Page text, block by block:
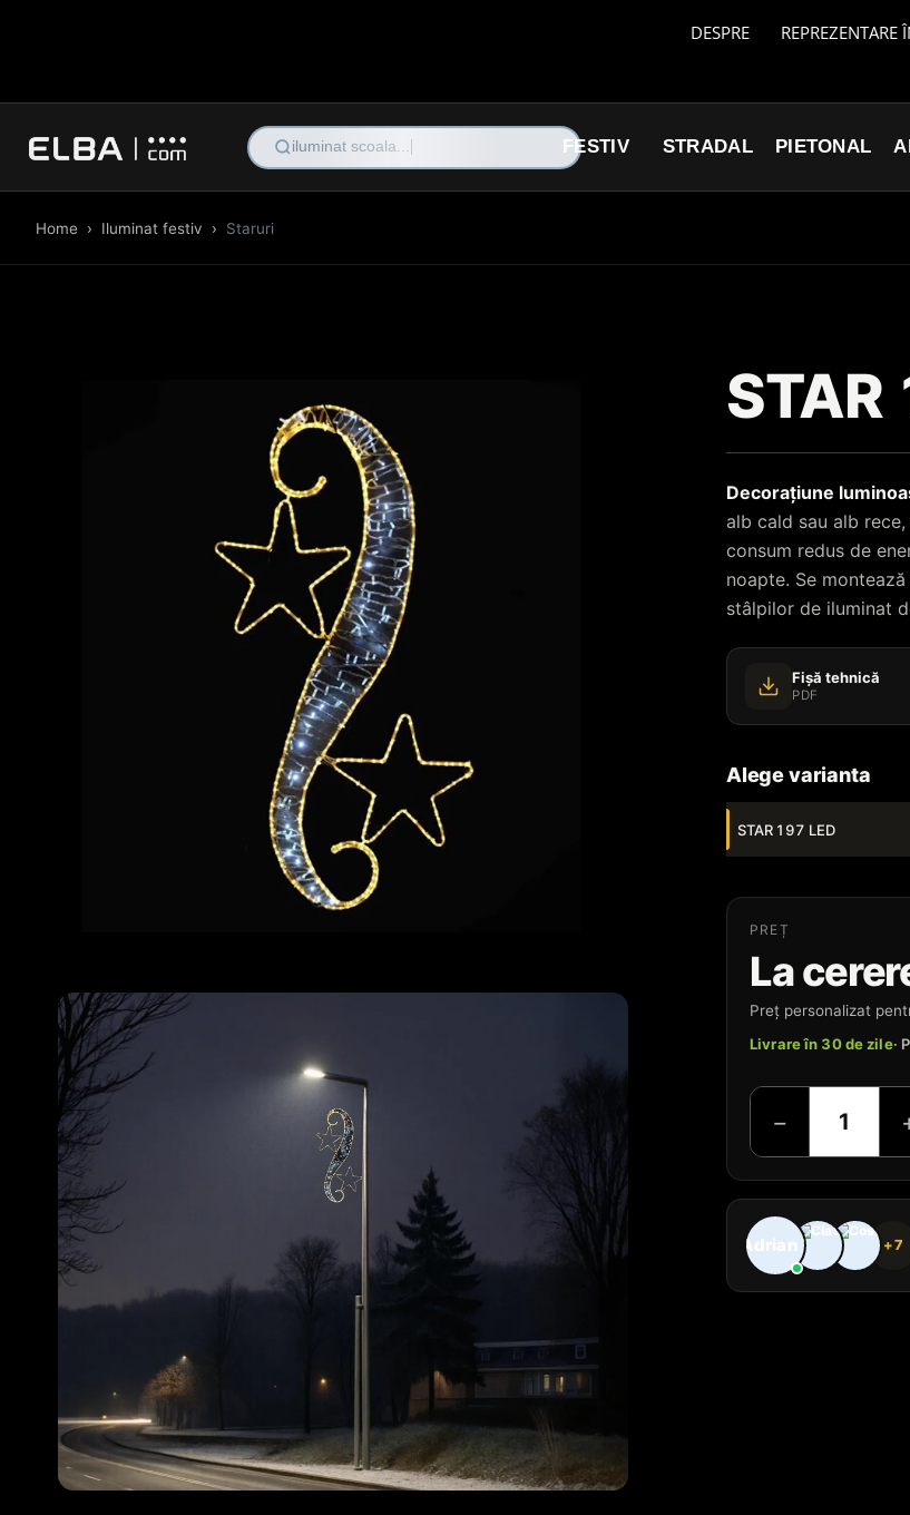
DESPRE REPREZENTARE
h FESTIV STRADAL PIETONAL
Home › Iluminat festiv › Staruri
STAR
Decorațiune
alb cald sau alb
consum redus de
noapte. Se
stâlpilor de iluminat
Fișă tehnică
PDF
Alege varianta
STAR 197 LED
PREȚ
La
Preț personalizat
Livrare în 30 de zile·
−
+7